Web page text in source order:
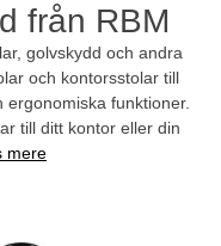
från RBM
golvskydd och andra
och kontorsstolar till
funktioner.
till ditt kontor eller din
mere